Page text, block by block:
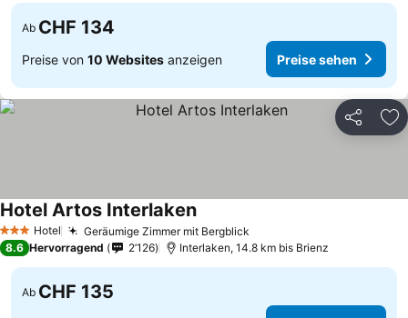
Ab CHF 134
Preise von 10 Websites anzeigen Preise sehen
Teilen
3 SterneHotel Geräumige Zimmer mit Bergblick
Hotel Artos Interlaken
8.6 Hervorragend 2’126 Interlaken, 14.8 km bis Brienz
Ab CHF 135